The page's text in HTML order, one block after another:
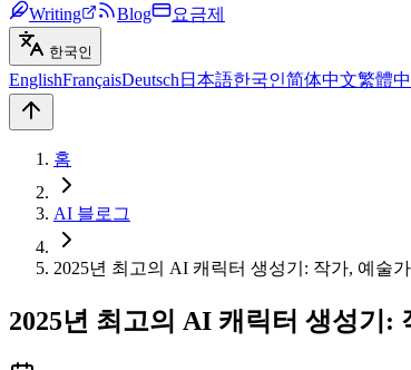
Writing
Blog 요금제
한국인
EnglishFrançaisDeutsch 日本語한국인简体中文繁體
홈
AI 블로그
2025년 최고의 AI 캐릭터 생성기: 작가, 예술
2025년 최고의 AI 캐릭터 생성기: